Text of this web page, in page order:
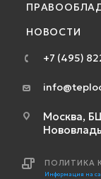
НОВОСТИ
+7 (495)
Москва,
ПОЛИТИКА
Информация на